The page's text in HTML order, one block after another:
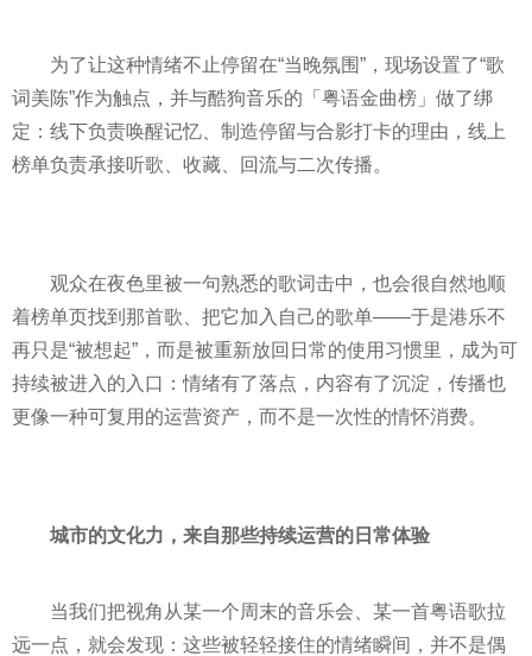
为了让这种情绪不止停留在“当晚氛围”，现场设置了“歌
词美陈”作为触点，并与酷狗音乐的「粤语金曲榜」做了绑
定：线下负责唤醒记忆、制造停留与合影打卡的理由，线上
榜单负责承接听歌、收藏、回流与二次传播。
观众在夜色里被一句熟悉的歌词击中，也会很自然地顺
着榜单页找到那首歌、把它加入自己的歌单——于是港乐不
再只是“被想起”，而是被重新放回日常的使用习惯里，成为可
持续被进入的入口：情绪有了落点，内容有了沉淀，传播也
更像一种可复用的运营资产，而不是一次性的情怀消费。
城市的文化力，来自那些持续运营的日常体验
当我们把视角从某一个周末的音乐会、某一首粤语歌拉
远一点，就会发现：这些被轻轻接住的情绪瞬间，并不是偶